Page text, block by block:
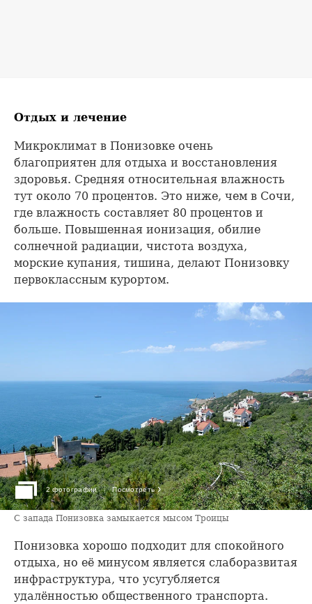
Отдых и лечение
Микроклимат в Понизовке очень
благоприятен для отдыха и восстановления
здоровья. Средняя относительная влажность
тут около 70 процентов. Это ниже, чем в Сочи,
где влажность составляет 80 процентов и
больше. Повышенная ионизация, обилие
солнечной радиации, чистота воздуха,
морские купания, тишина, делают Понизовку
первоклассным курортом.
2 фотографии Посмотреть ›
С запада Понизовка замыкается мысом Троицы
Понизовка хорошо подходит для спокойного
отдыха, но её минусом является слаборазвитая
инфраструктура, что усугубляется
удалённостью общественного транспорта.